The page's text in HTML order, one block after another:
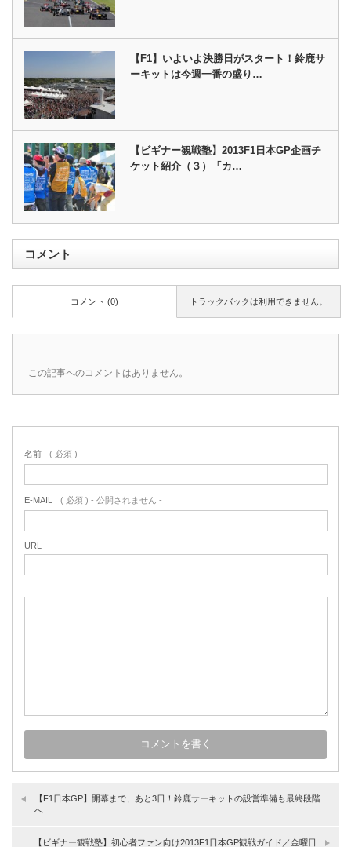
【F1】いよいよ決勝日がスタート！鈴鹿サ
ーキットは今週一番の盛り…
【ビギナー観戦塾】2013F1日本GP企画チ
ケット紹介（３）「カ…
コメント
トラックバックは利用できません。
コメント (0)
この記事へのコメントはありません。
名前 ( 必須 )
E-MAIL ( 必須 ) - 公開されません -
URL
【F1日本GP】開幕まで、あと3日！鈴鹿サーキットの設営準備も最終段階
へ
【ビギナー観戦塾】初心者ファン向け2013F1日本GP観戦ガイド／金曜日